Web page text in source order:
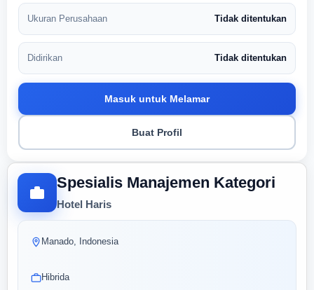
Spesialis Manajemen Kategori
Hotel Haris
Manado, Indonesia
Hibrida
Ukuran Perusahaan Tidak ditentukan
Didirikan Tidak ditentukan
Masuk untuk Melamar
Buat Profil